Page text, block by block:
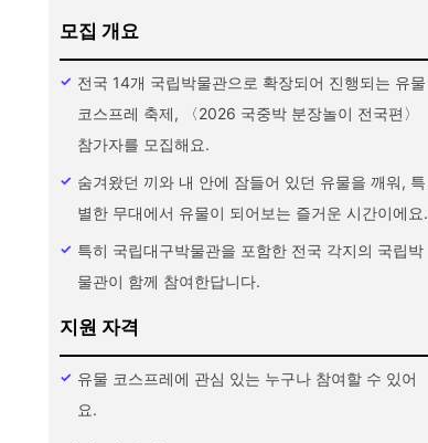
모집 개요
전국 14개 국립박물관으로 확장되어 진행되는 유물
코스프레 축제, 〈2026 국중박 분장놀이 전국편〉
참가자를 모집해요.
숨겨왔던 끼와 내 안에 잠들어 있던 유물을 깨워, 특
별한 무대에서 유물이 되어보는 즐거운 시간이에요.
특히 국립대구박물관을 포함한 전국 각지의 국립박
물관이 함께 참여한답니다.
지원 자격
유물 코스프레에 관심 있는 누구나 참여할 수 있어
요.